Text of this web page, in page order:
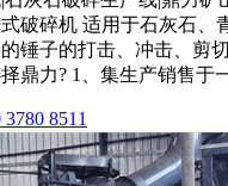
破碎机 适用于石灰石、
锤子的打击、冲击、剪
鼎力? 1、集生产销售于
8511